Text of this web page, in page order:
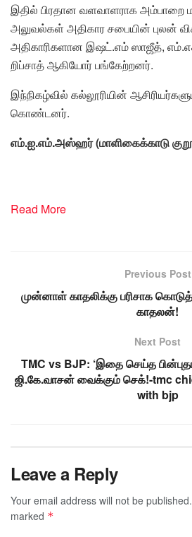
இதில் பிரதான வளவாளராக அம்பாறை
அலுவல்கள் அதிகார சபையின் புலன்
அதிகாரிகளான இஷட்.எம் ஸாஜீத்,
றிப்சாத் ஆகியோர் பங்கேற்றனர்.
இந்நிகழ்வில் கல்லூரியின்
கொண்டனர்.
எம்.ஐ.எம்.அஸ்ஹர் (மாளிகைக்காடு
Read More
Previous Post
முன்னாள் காதலிக்கு பரிசாக
காதலன்!
Next Post
TMC vs BJP: ‘இதை செய்த
ஜி.கே.வாசன் வைக்கும் செக்!-tmc
with bjp
Leave a Reply
Your email address will not be published.
marked *